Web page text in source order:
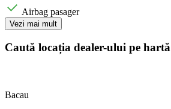
Airbag pasager
Vezi mai mult
Caută locația dealer-ului pe hartă
Bacau